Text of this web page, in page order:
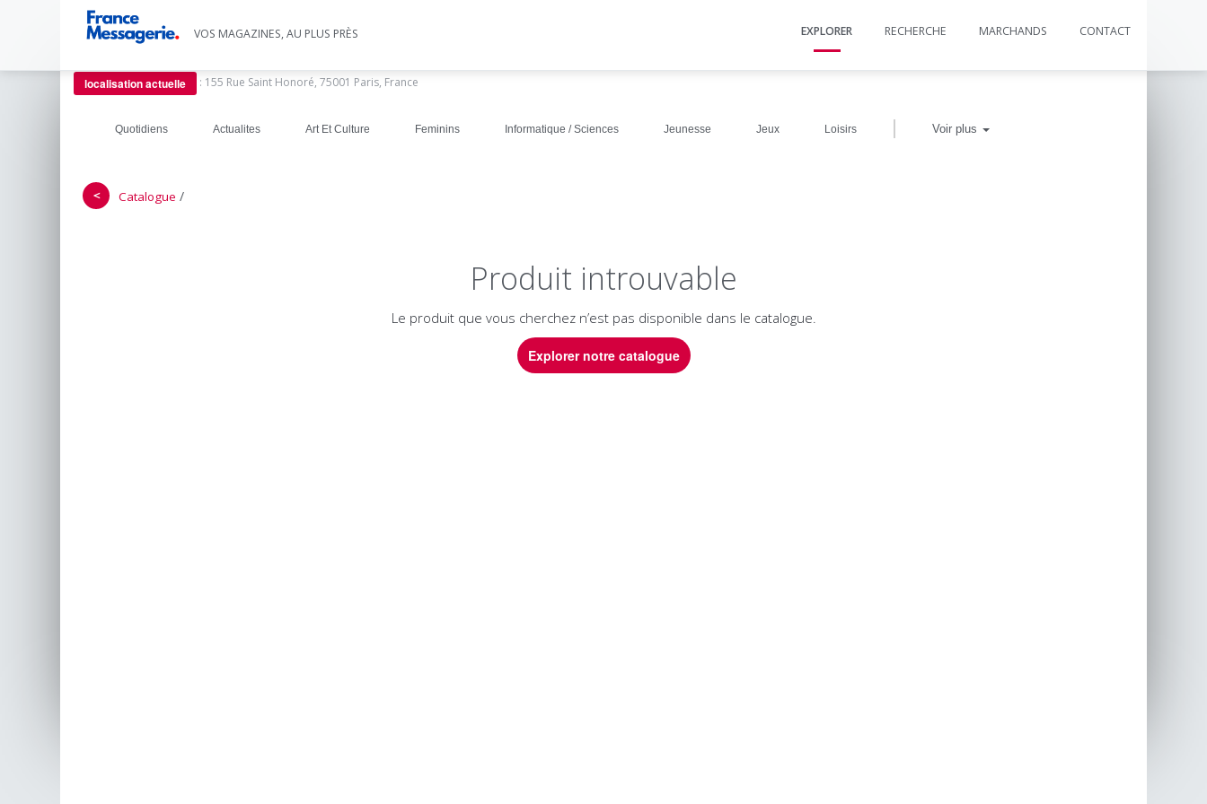
VOS MAGAZINES, AU PLUS PRÈS EXPLORER RECHERCHE MARCHANDS CONTACT
localisation actuelle : 155 Rue Saint Honoré, 75001 Paris, France
Quotidiens Actualites Art Et Culture Feminins Informatique / Sciences Jeunesse Jeux Loisirs | Voir plus
＜ Catalogue /
Produit introuvable
Le produit que vous cherchez n’est pas disponible dans le catalogue.
Explorer notre catalogue